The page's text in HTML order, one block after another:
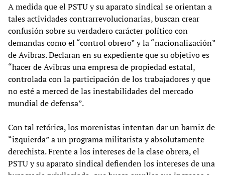
A medida que el PSTU y su aparato sindical se orientan a
tales actividades contrarrevolucionarias, buscan crear
confusión sobre su verdadero carácter político con
demandas como el “control obrero” y la “nacionalización”
de Avibras. Declaran en su expediente que su objetivo es
“hacer de Avibras una empresa de propiedad estatal,
controlada con la participación de los trabajadores y que
no esté a merced de las inestabilidades del mercado
mundial de defensa”.
Con tal retórica, los morenistas intentan dar un barniz de
“izquierda” a un programa militarista y absolutamente
derechista. Frente a los intereses de la clase obrera, el
PSTU y su aparato sindical defienden los intereses de una